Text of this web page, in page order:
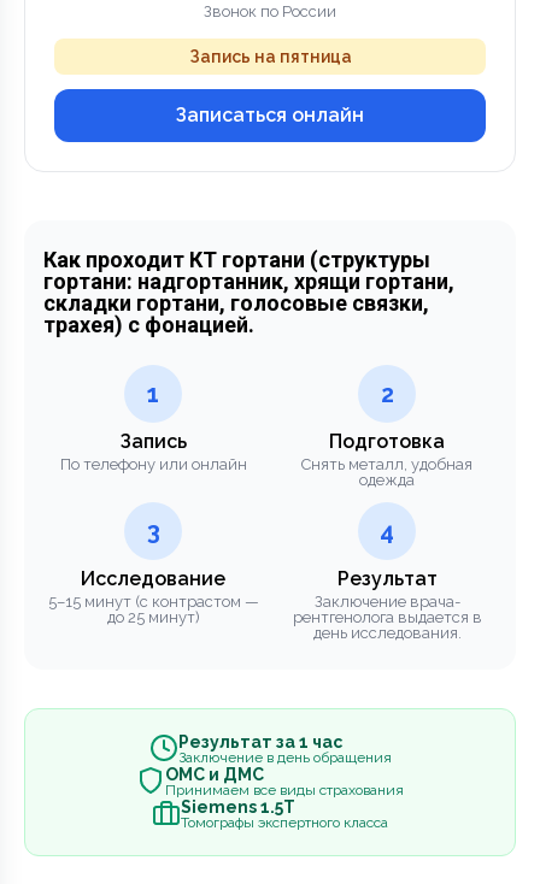
Звонок по России
Запись на пятница
Записаться онлайн
Как проходит КТ гортани (структуры
гортани: надгортанник, хрящи гортани,
складки гортани, голосовые связки,
трахея) с фонацией.
1
Запись
По телефону или онлайн
2
Подготовка
Снять металл, удобная
одежда
3
Исследование
5–15 минут (с контрастом —
до 25 минут)
4
Результат
Заключение врача-
рентгенолога выдается в
день исследования.
Результат за 1 час
Заключение в день обращения
ОМС и ДМС
Принимаем все виды страхования
Siemens 1.5Т
Томографы экспертного класса